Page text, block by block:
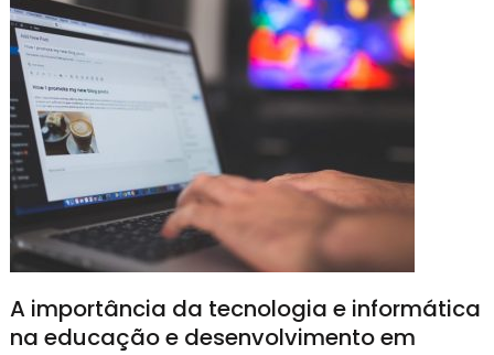
A importância da tecnologia e informática
na educação e desenvolvimento em